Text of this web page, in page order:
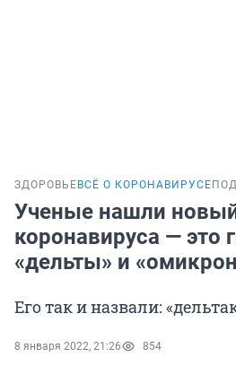
ЗДОРОВЬЕ ВСЁ О КОРОНАВИРУСЕ
Ученые нашли
коронавируса — это
«дельты» и
Его так и назвали:
8 января 2022, 21:26 854